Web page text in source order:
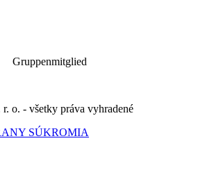
Gruppenmitglied
o. - všetky práva vyhradené
SÚKROMIA